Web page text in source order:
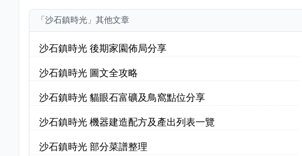
「沙石鎮時光」其他文章
沙石鎮時光 後期家園佈局分享
沙石鎮時光 圖文全攻略
沙石鎮時光 貓眼石富礦及鳥窩點位分享
沙石鎮時光 機器建造配方及產出列表一覽
沙石鎮時光 部分菜譜整理